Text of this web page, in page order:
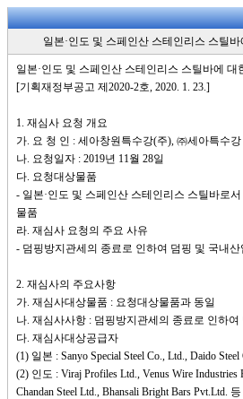
일본·인도 및 스페인산 스테인리스 스틸
일본·인도 및 스페인산 스테인리스 스틸바에
[기획재정부공고 제2020-2호, 2020. 1. 23.]
1. 재심사 요청 개요
가. 요 청 인 : 세아창원특수강(주), ㈜세아특수강
나. 요청일자 : 2019년 11월 28일
다. 요청대상물품
- 일본·인도 및 스페인산 스테인리스 스틸바로
물품
라. 재심사 요청의 주요 사유
- 덤핑방지관세의 종료로 인하여 덤핑 및 국내
2. 재심사의 주요사항
가. 재심사대상물품 : 요청대상물품과 동일
나. 재심사사항 : 덤핑방지관세의 종료로 인하
다. 재심사대상공급자
(1) 일본 : Sanyo Special Steel Co., Ltd., Daido
(2) 인도 : Viraj Profiles Ltd., Venus Wire Industries
Chandan Steel Ltd., Bhansali Bright Bars Pvt.Ltd.